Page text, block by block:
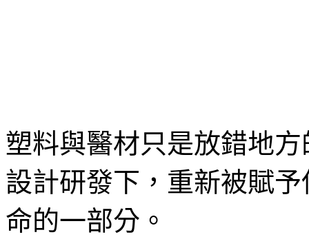
塑料與醫材只是放錯地
設計研發下，重新被賦
命的一部分。